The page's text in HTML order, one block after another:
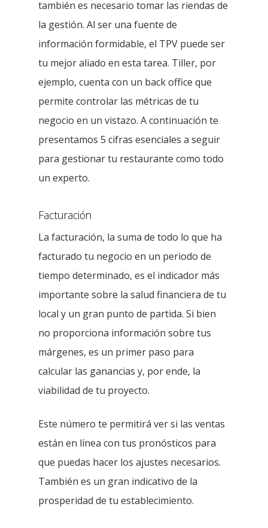
también es necesario tomar las riendas de
la gestión. Al ser una fuente de
información formidable, el TPV puede ser
tu mejor aliado en esta tarea. Tiller, por
ejemplo, cuenta con un back office que
permite controlar las métricas de tu
negocio en un vistazo. A continuación te
presentamos 5 cifras esenciales a seguir
para gestionar tu restaurante como todo
un experto.
Facturación
La facturación, la suma de todo lo que ha
facturado tu negocio en un periodo de
tiempo determinado, es el indicador más
importante sobre la salud financiera de tu
local y un gran punto de partida. Si bien
no proporciona información sobre tus
márgenes, es un primer paso para
calcular las ganancias y, por ende, la
viabilidad de tu proyecto.
Este número te permitirá ver si las ventas
están en línea con tus pronósticos para
que puedas hacer los ajustes necesarios.
También es un gran indicativo de la
prosperidad de tu establecimiento.